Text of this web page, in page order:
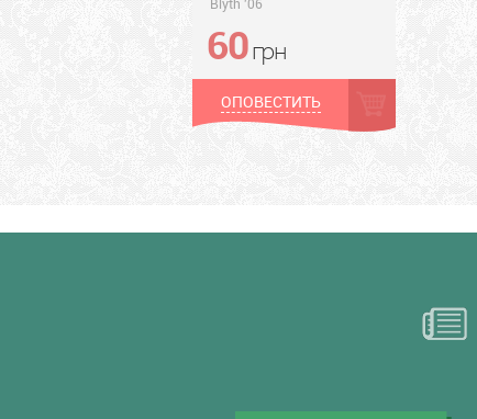
грн
60грн
ОПОВЕСТИТЬ